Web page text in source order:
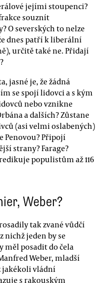
jejími stoupenci?
souznít
O severských to nelze
dnes patří k liberální
určitě také ne. Přidají
jasné je, že žádná
se spojí lidovci a s kým
nebo vznikne
a dalších? Zůstane
(asi velmi oslabených)
Penovou? Připojí
strany? Farage?
populistům až 116
Weber?
tak zvané vůdčí
nichž jeden by se
měl posadit do čela
Weber, mladší
jakékoli vládní
s rakouským